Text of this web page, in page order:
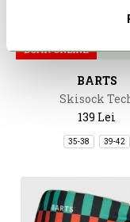
DOAR ONLINE
BARTS
Skisock
139 Lei
35-38 39-42